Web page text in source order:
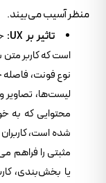
منظر آسیب می‌بیند.
تاثیر بر UX:
است که کاربر متن
نوع فونت، فاصله
لیست‌ها، تصاویر
محتوایی که به
شده است،
مثبتی را فراهم
یا بخش‌بندی،